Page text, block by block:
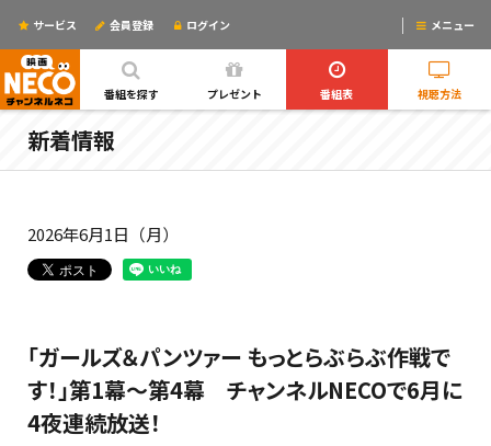
番組を探す プレゼント 番組表 視聴方法
サービス 会員登録 ログイン メニュー
ログインするとリマインドメールが使えるYO!
新着情報
2026年6月1日（月）
「ガールズ＆パンツァー もっとらぶらぶ作戦で
す！」第1幕～第4幕 チャンネルNECOで6月に
4夜連続放送！